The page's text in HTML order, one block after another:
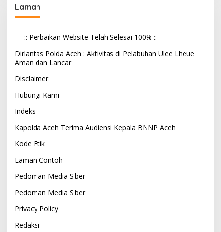
Laman
— :: Perbaikan Website Telah Selesai 100% :: —
Dirlantas Polda Aceh : Aktivitas di Pelabuhan Ulee Lheue
Aman dan Lancar
Disclaimer
Hubungi Kami
Indeks
Kapolda Aceh Terima Audiensi Kepala BNNP Aceh
Kode Etik
Laman Contoh
Pedoman Media Siber
Pedoman Media Siber
Privacy Policy
Redaksi